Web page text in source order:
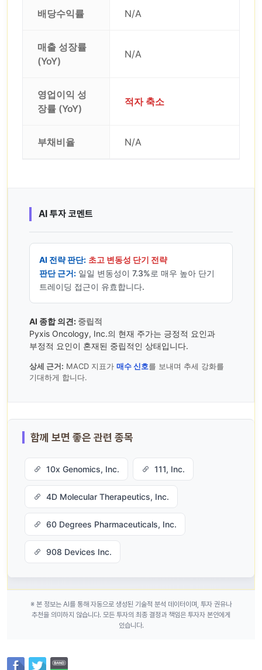
배당수익률 N/A
매출 성장률
(YoY)
N/A
영업이익 성
장률 (YoY)
적자 축소
부채비율 N/A
AI 투자 코멘트
AI 전략 판단: 초고 변동성 단기 전략
판단 근거: 일일 변동성이 7.3%로 매우 높아 단기
트레이딩 접근이 유효합니다.
AI 종합 의견: 중립적
Pyxis Oncology, Inc.의 현재 주가는 긍정적 요인과
부정적 요인이 혼재된 중립적인 상태입니다.
상세 근거: MACD 지표가 매수 신호를 보내며 추세 강화를
기대하게 합니다.
함께 보면 좋은 관련 종목
10x Genomics, Inc. 111, Inc.
4D Molecular Therapeutics, Inc.
60 Degrees Pharmaceuticals, Inc.
908 Devices Inc.
※ 본 정보는 AI를 통해 자동으로 생성된 기술적 분석 데이터이며, 투자 권유나
추천을 의미하지 않습니다. 모든 투자의 최종 결정과 책임은 투자자 본인에게
있습니다.